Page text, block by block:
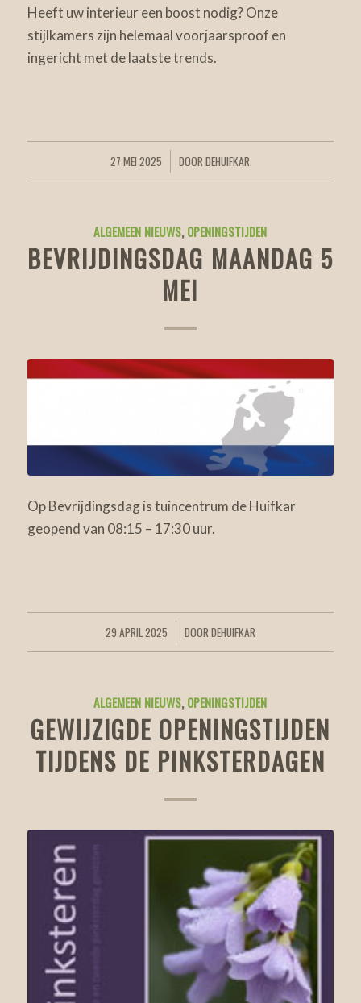
Heeft uw interieur een boost nodig? Onze
stijlkamers zijn helemaal voorjaarsproof en
ingericht met de laatste trends.
27 MEI 2025
/ DOORDEHUIFKAR
ALGEMEEN NIEUWS,OPENINGSTIJDEN
BEVRIJDINGSDAG MAANDAG 5
MEI
Op Bevrijdingsdag is tuincentrum de Huifkar
geopend van 08:15 – 17:30 uur.
29 APRIL 2025
/ DOOR DEHUIFKAR
ALGEMEEN NIEUWS,OPENINGSTIJDEN
GEWIJZIGDE OPENINGSTIJDEN
TIJDENS DE PINKSTERDAGEN